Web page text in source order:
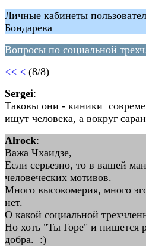
Личные кабинеты
Бондарева
Вопросы по социальной
<< < (8/8)
Sergei:
Таковы они - киники
ищут человека, а вокруг
Alrock:
Важа Чхаидзе,
Если серьезно, то в вашей
человеческих мотивов.
Много высокомерия, много
нет.
О какой социальной
Но хоть "Ты Горе" и пишется
добра. :)